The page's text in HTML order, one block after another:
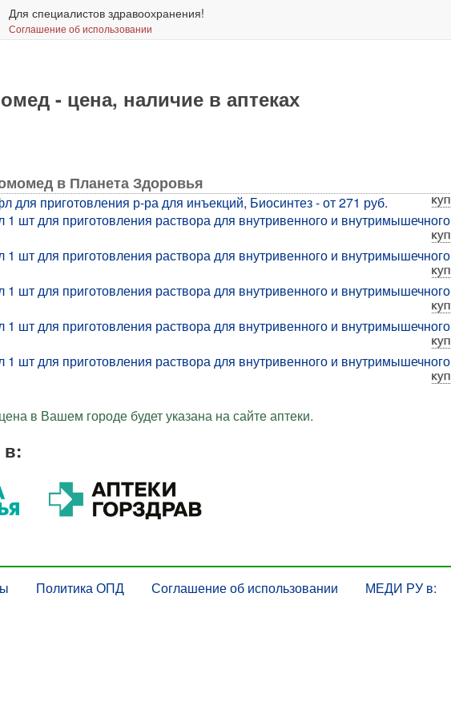
Для специалистов здравоохранения!
Соглашение об использовании
- цена, наличие в аптеках
в Планета Здоровья
приготовления р-ра для инъекций, Биосинтез - от 271 руб.
шт для приготовления раствора для внутривенного и внутримышечного
шт для приготовления раствора для внутривенного и внутримышечного
шт для приготовления раствора для внутривенного и внутримышечного
шт для приготовления раствора для внутривенного и внутримышечного
шт для приготовления раствора для внутривенного и внутримышечного
в Вашем городе будет указана на сайте аптеки.
Политика ОПД Соглашение об использовании МЕДИ РУ в: